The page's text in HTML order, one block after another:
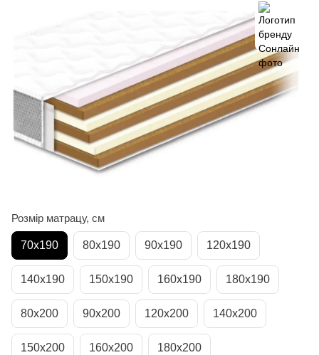
Розмір матрацу, см
70х190 80х190 90х190 120х190
140х190 150х190 160х190 180х190
80х200 90х200 120х200 140х200
150х200 160х200 180х200